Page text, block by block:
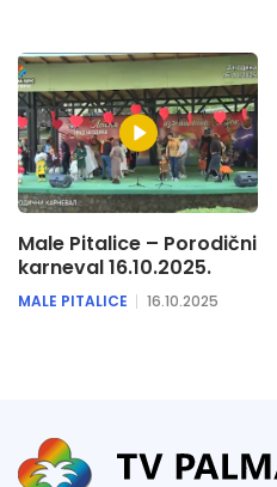
Male Pitalice – Porodični
karneval 16.10.2025.
MALE PITALICE 16.10.2025